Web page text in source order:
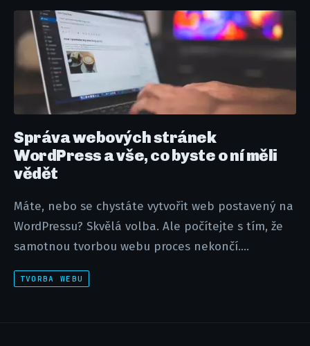
Správa webových stránek
WordPress a vše, co byste o ní měli
vědět
Máte, nebo se chystáte vytvořit web postavený na
WordPressu? Skvělá volba. Ale počítejte s tím, že
samotnou tvorbou webu proces nekončí....
TVORBA WEBU